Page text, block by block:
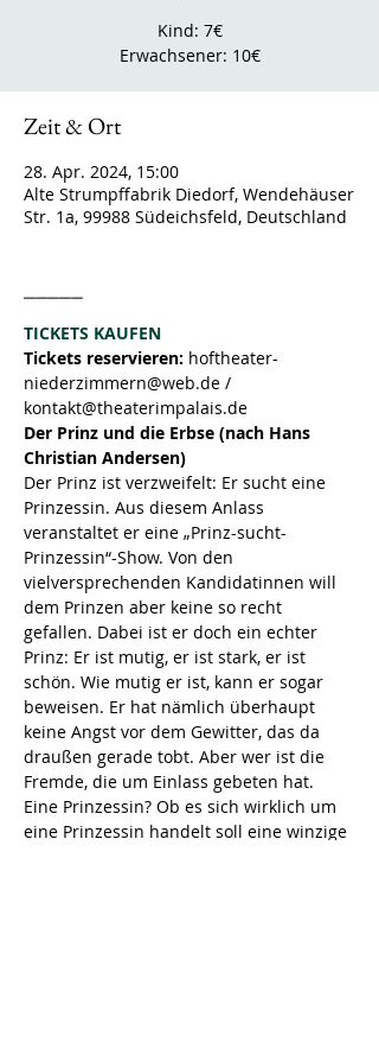
Kind: 7€
Erwachsener: 10€
Zeit & Ort
28. Apr. 2024, 15:00
Alte Strumpffabrik Diedorf, Wendehäuser
Str. 1a, 99988 Südeichsfeld, Deutschland
TICKETS KAUFEN
Tickets reservieren: hoftheater-
niederzimmern@web.de /
kontakt@theaterimpalais.de
Der Prinz und die Erbse (nach Hans
Christian Andersen)
Der Prinz ist verzweifelt: Er sucht eine
Prinzessin. Aus diesem Anlass
veranstaltet er eine „Prinz-sucht-
Prinzessin“-Show. Von den
vielversprechenden Kandidatinnen will
dem Prinzen aber keine so recht
gefallen. Dabei ist er doch ein echter
Prinz: Er ist mutig, er ist stark, er ist
schön. Wie mutig er ist, kann er sogar
beweisen. Er hat nämlich überhaupt
keine Angst vor dem Gewitter, das da
draußen gerade tobt. Aber wer ist die
Fremde, die um Einlass gebeten hat.
Eine Prinzessin? Ob es sich wirklich um
eine Prinzessin handelt soll eine winzige